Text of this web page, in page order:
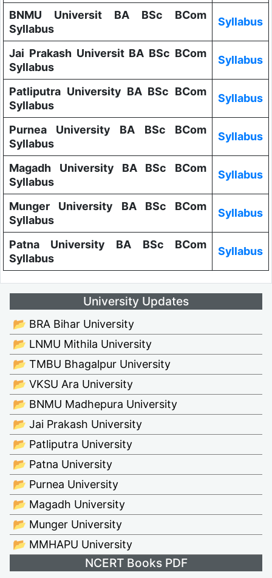
BNMU Universit BA BSc BCom
Syllabus
Syllabus
Jai Prakash Universit BA BSc BCom
Syllabus
Syllabus
Patliputra University BA BSc BCom
Syllabus
Syllabus
Purnea University BA BSc BCom
Syllabus
Syllabus
Magadh University BA BSc BCom
Syllabus
Syllabus
Munger University BA BSc BCom
Syllabus
Syllabus
Patna University BA BSc BCom
Syllabus
Syllabus
University Updates
📂 BRA Bihar University
📂 LNMU Mithila University
📂 TMBU Bhagalpur University
📂 VKSU Ara University
📂 BNMU Madhepura University
📂 Jai Prakash University
📂 Patliputra University
📂 Patna University
📂 Purnea University
📂 Magadh University
📂 Munger University
📂 MMHAPU University
NCERT Books PDF